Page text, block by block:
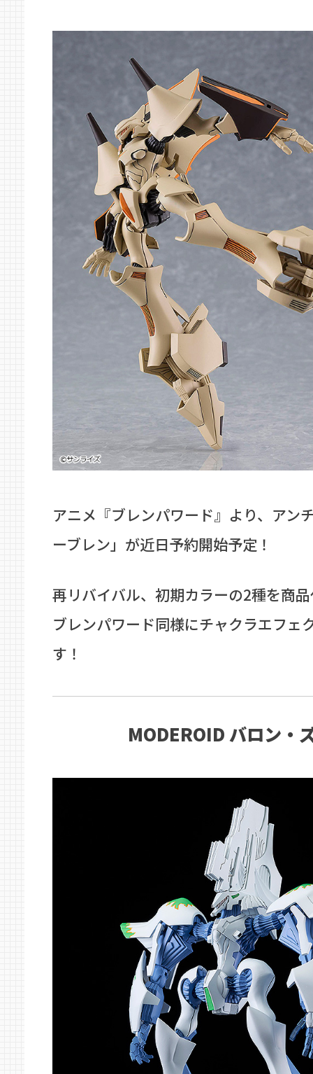
アニメ『ブレンパワード』より、アン
ーブレン」が近日予約開始予定！
再リバイバル、初期カラーの2種を商
ブレンパワード同様にチャクラエフェ
す！
MODEROID バロン・